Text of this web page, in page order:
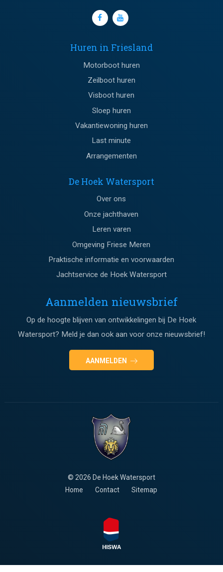
Huren in Friesland
Motorboot huren
Zeilboot huren
Visboot huren
Sloep huren
Vakantiewoning huren
Last minute
Arrangementen
De Hoek Watersport
Over ons
Onze jachthaven
Leren varen
Omgeving Friese Meren
Praktische informatie en voorwaarden
Jachtservice de Hoek Watersport
Aanmelden nieuwsbrief
Op de hoogte blijven van ontwikkelingen bij De Hoek
Watersport? Meld je dan ook aan voor onze nieuwsbrief!
AANMELDEN
© 2026 De Hoek Watersport
Home
Contact Sitemap